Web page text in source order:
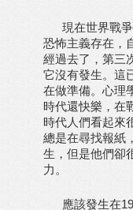
現在世界戰爭
恐怖主義存在，
經過去了，第三
它沒有發生。這
在做準備。心理
時代還快樂，在
時代人們看起來
總是在尋找報紙
生，但是他們卻
力。
應該發生在